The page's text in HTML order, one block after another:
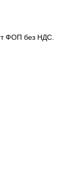
ФОП без НДС.